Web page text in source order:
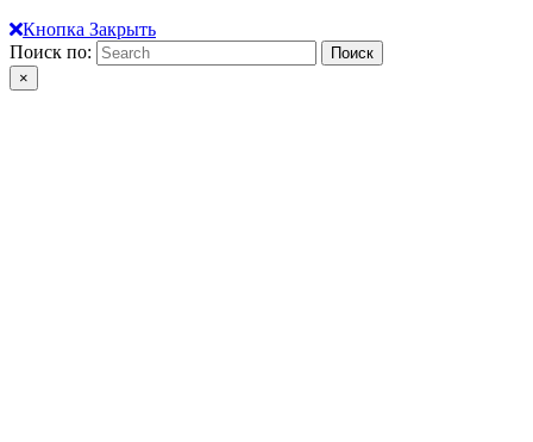
Кнопка Закрыть
Поиск по:
×